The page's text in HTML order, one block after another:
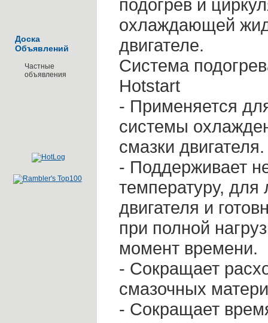
Доска
Объявлений
Частные
объявления
подогрев и
охлаждающей
двигателе.
Система
Hotstart
- Применяется
системы
смазки двигателя.
- Поддерживает
температуру, для
двигателя и
при полной
момент времени.
- Сокращает
смазочных
- Сокращает